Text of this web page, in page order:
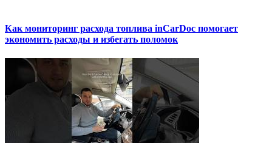
Как мониторинг расхода топлива inCarDoc помогает
экономить расходы и избегать поломок